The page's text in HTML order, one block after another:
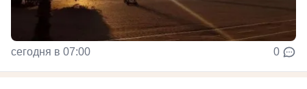
сегодня в 07:00 0